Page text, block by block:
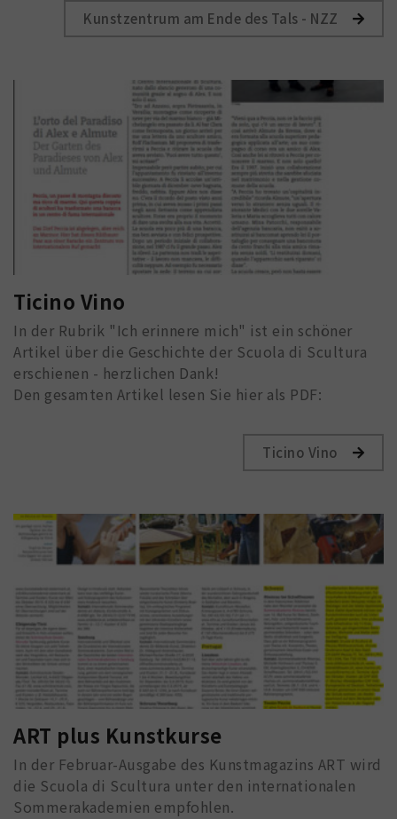
Kunstzentrum am Ende des Tals - NZZ
Ticino Vino
In der Rubrik "Ich erinnere mich" ist ein schöner
Artikel über die Geschichte der Scuola di Scultura
erschienen - herzlichen Dank!
Den gesamten Artikel lesen Sie hier als PDF:
Ticino Vino
ART plus Kunstkurse
In der Februar-Ausgabe des Kunstmagazins ART wird
die Scuola di Scultura unter den internationalen
Sommerakademien empfohlen.